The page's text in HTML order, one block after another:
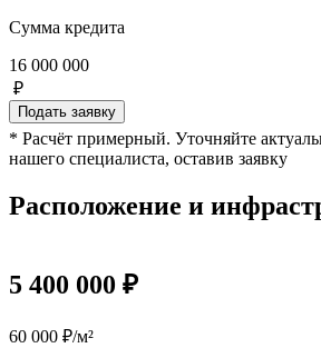
Сумма кредита
16 000 000
₽
Подать заявку
* Расчёт примерный. Уточняйте
нашего специалиста, оставив заявку
Расположение и
5 400 000 ₽
60 000 ₽/м²